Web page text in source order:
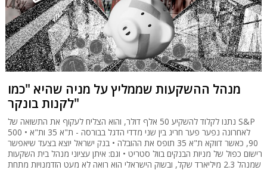
מנהל ההשקעות שממליץ על מניה שהיא "כמו
לקנות בונקר"
נתנו לקלוד להשקיע 50 אלף דולר, והוא הצליח לעקוף את התשואה של S&P
500 • לאחרונה נפער פער חריג בין שני מדדי הדגל בבורסה - ת"א 35 ות"א
90, כאשר דווקא ת"א 35 תופס את ההובלה • בנק ישראל יוצא בצעד שיאפשר
רישום כפול של מניות הבנקים בוול סטריט • וגם: איתן עציוני מנהל בית השקעות
שמנהל 2.3 מיליארד שקל, ובשוק הישראלי הוא רואה לא מעט הזדמנויות מתחת